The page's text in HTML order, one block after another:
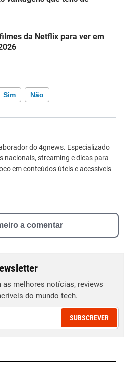
da Netflix para ver em
Sim Não
incorreta
que procuro
do 4gnews. Especializado
nacionais, streaming e dicas para
em conteúdos úteis e acessíveis
a comentar
melhores notícias, reviews
do mundo tech.
SUBSCREVER